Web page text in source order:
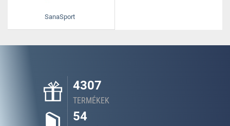
SanaSport
4307
TERMÉKEK
54